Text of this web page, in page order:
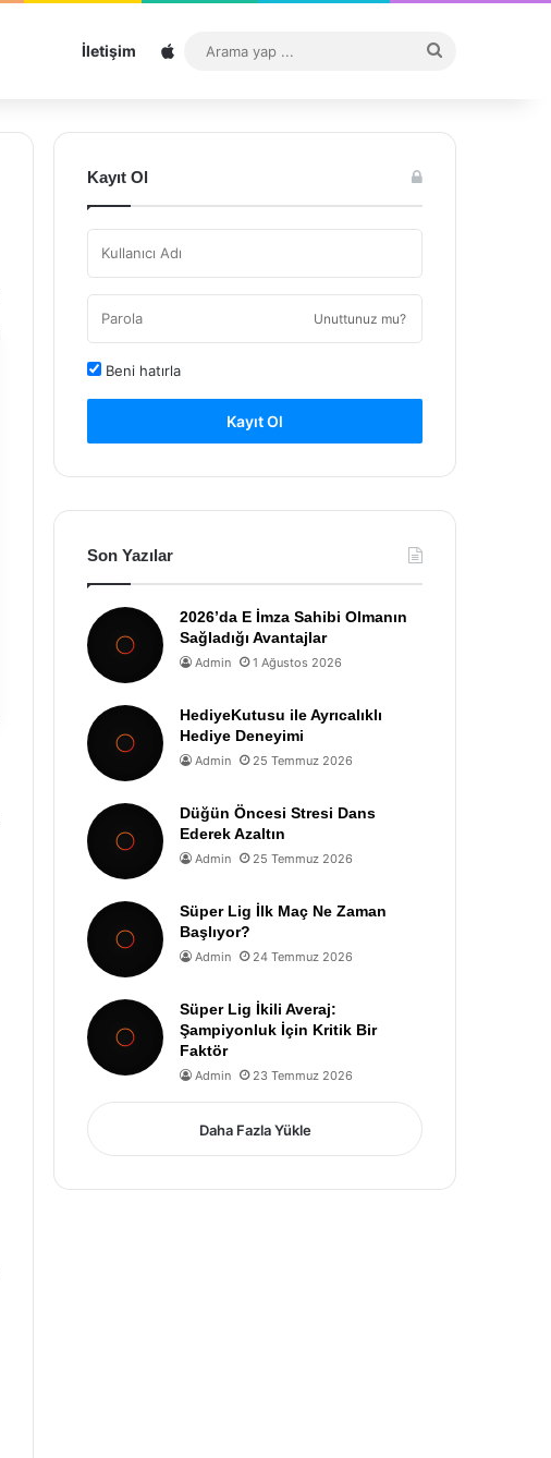
İletişim Sitemap
...
Kayıt Ol
Unuttunuz mu?
Beni hatırla
Kayıt Ol
Son Yazılar
2026’da E İmza Sahibi Olmanın
Sağladığı Avantajlar
Admin 1 Ağustos 2026
HediyeKutusu ile Ayrıcalıklı
Hediye Deneyimi
Admin 25 Temmuz 2026
Düğün Öncesi Stresi Dans
Ederek Azaltın
Admin 25 Temmuz 2026
Süper Lig İlk Maç Ne Zaman
Başlıyor?
Admin 24 Temmuz 2026
Süper Lig İkili Averaj:
Şampiyonluk İçin Kritik Bir
Faktör
Admin 23 Temmuz 2026
Daha Fazla Yükle